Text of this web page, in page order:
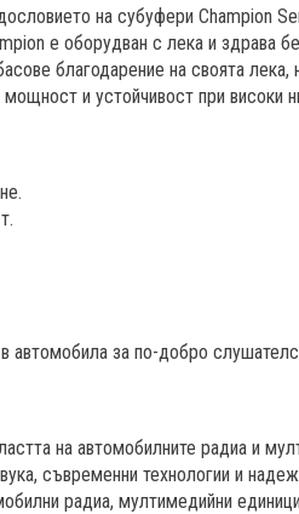
на субуфери Champion
е оборудван с лека и здрава
благодарение на своята лека,
и устойчивост при високи
автомобила за по-добро
на автомобилните радиа и
съвременни технологии и
радиа, мултимедийни